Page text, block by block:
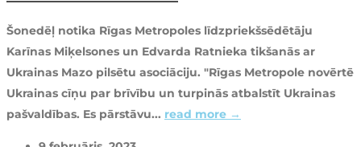
Šonedēļ notika Rīgas Metropoles līdzpriekšsēdētāju
Karīnas Miķelsones un Edvarda Ratnieka tikšanās ar
Ukrainas Mazo pilsētu asociāciju. "Rīgas Metropole novērtē
Ukrainas cīņu par brīvību un turpinās atbalstīt Ukrainas
pašvaldības. Es pārstāvu... read more →